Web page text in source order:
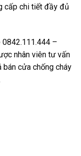
cấp chi tiết đầy đủ
0842.111.444 –
nhân viên tư vấn
bán cửa chống cháy